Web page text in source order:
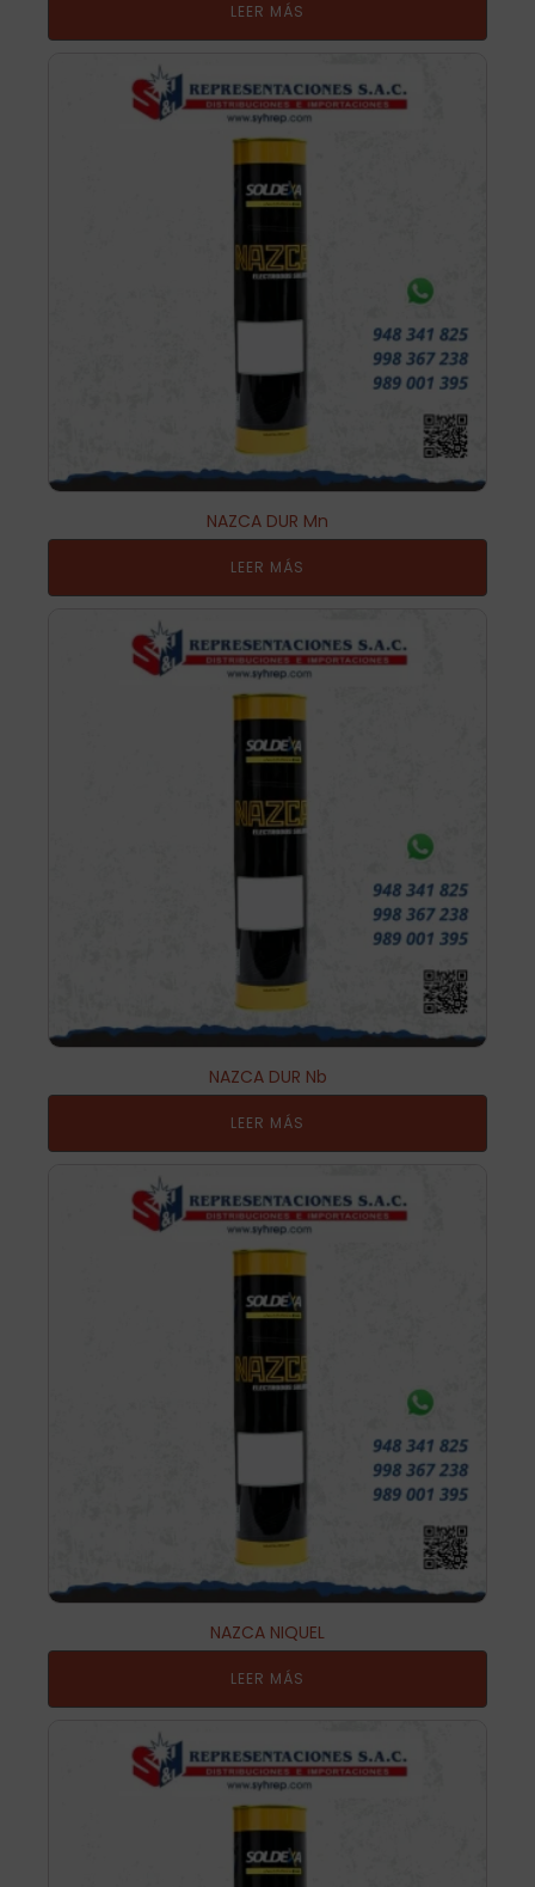
LEER MÁS
NAZCA DUR Mn
LEER MÁS
NAZCA DUR Nb
LEER MÁS
NAZCA NIQUEL
LEER MÁS